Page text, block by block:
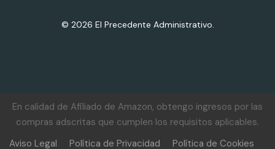
© 2026 El Precedente Administrativo.
En calidad de Afiliado de Amazon, obtengo ingresos por las
compras adscritas que cumplen los requisitos aplicables.
Aviso Legal
Política de Privacidad Política de Cookies